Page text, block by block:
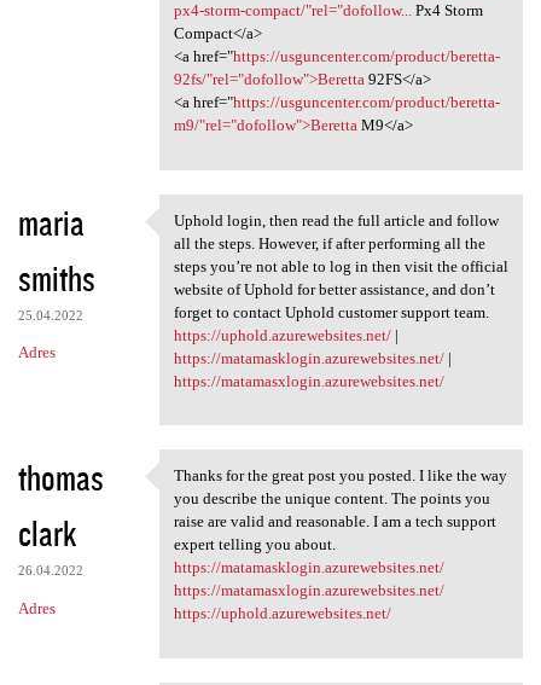
px4-storm-compact/"rel="dofollow...Px4 Storm
Compact</a>
<a href="https://usguncenter.com/product/beretta-
92fs/"rel="dofollow">Beretta92FS</a>
<a href="https://usguncenter.com/product/beretta-
m9/"rel="dofollow">BerettaM9</a>
maria
smiths
25.04.2022
Adres
Uphold login, then read the
Uphold login, then read the full article and follow
all the steps. However, if after performing all the
steps you’re not able to log in then visit the official
website of Uphold for better assistance, and don’t
forget to contact Uphold customer support team.
https://uphold.azurewebsites.net/|
https://matamasklogin.azurewebsites.net/|
https://matamasxlogin.azurewebsites.net/
thomas
clark
26.04.2022
Adres
Thanks for the great post you
Thanks for the great post you posted. I like the way
you describe the unique content. The points you
raise are valid and reasonable. I am a tech support
expert telling you about.
https://matamasklogin.azurewebsites.net/
https://matamasxlogin.azurewebsites.net/
https://uphold.azurewebsites.net/